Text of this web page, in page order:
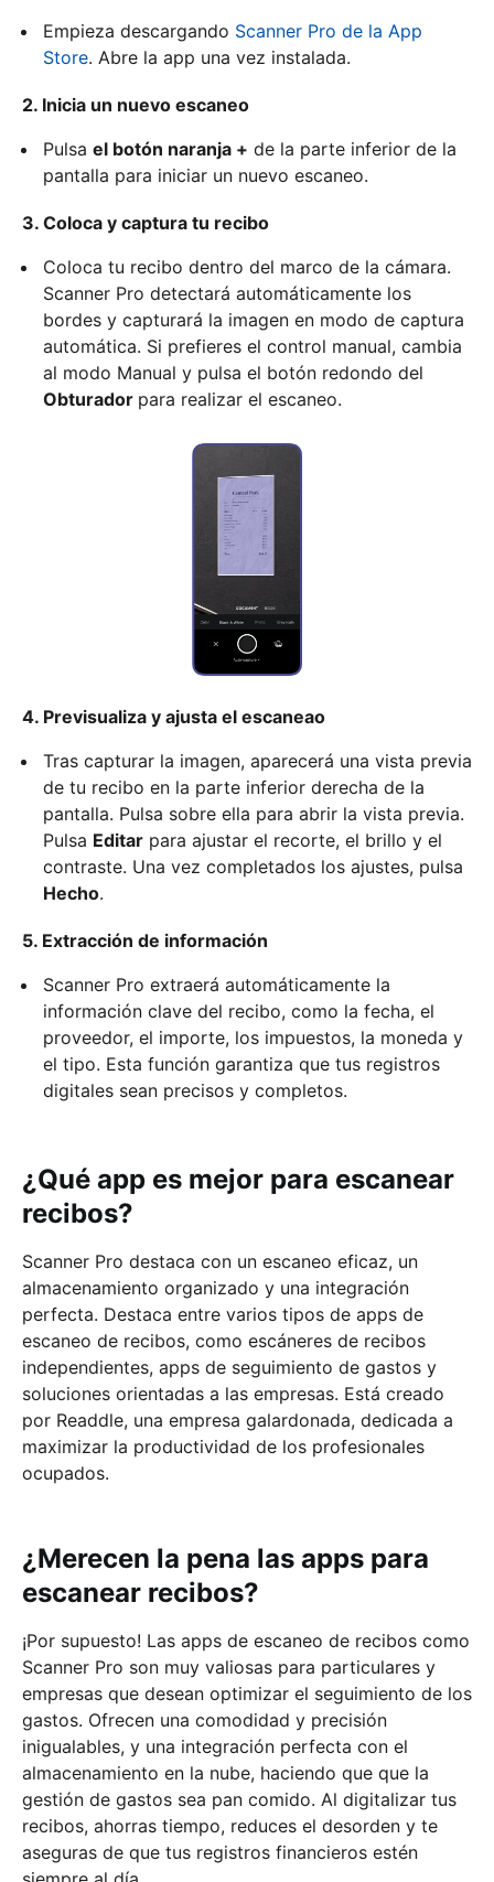
Empieza descargando Scanner Pro de la App
Store. Abre la app una vez instalada.
2. Inicia un nuevo escaneo
Pulsa el botón naranja + de la parte inferior de la
pantalla para iniciar un nuevo escaneo.
3. Coloca y captura tu recibo
Coloca tu recibo dentro del marco de la cámara.
Scanner Pro detectará automáticamente los
bordes y capturará la imagen en modo de captura
automática. Si prefieres el control manual, cambia
al modo Manual y pulsa el botón redondo del
Obturador para realizar el escaneo.
4. Previsualiza y ajusta el escaneao
Tras capturar la imagen, aparecerá una vista previa
de tu recibo en la parte inferior derecha de la
pantalla. Pulsa sobre ella para abrir la vista previa.
Pulsa Editar para ajustar el recorte, el brillo y el
contraste. Una vez completados los ajustes, pulsa
Hecho.
5. Extracción de información
Scanner Pro extraerá automáticamente la
información clave del recibo, como la fecha, el
proveedor, el importe, los impuestos, la moneda y
el tipo. Esta función garantiza que tus registros
digitales sean precisos y completos.
¿Qué app es mejor para escanear
recibos?
Scanner Pro destaca con un escaneo eficaz, un
almacenamiento organizado y una integración
perfecta. Destaca entre varios tipos de apps de
escaneo de recibos, como escáneres de recibos
independientes, apps de seguimiento de gastos y
soluciones orientadas a las empresas. Está creado
por Readdle, una empresa galardonada, dedicada a
maximizar la productividad de los profesionales
ocupados.
¿Merecen la pena las apps para
escanear recibos?
¡Por supuesto! Las apps de escaneo de recibos como
Scanner Pro son muy valiosas para particulares y
empresas que desean optimizar el seguimiento de los
gastos. Ofrecen una comodidad y precisión
inigualables, y una integración perfecta con el
almacenamiento en la nube, haciendo que que la
gestión de gastos sea pan comido. Al digitalizar tus
recibos, ahorras tiempo, reduces el desorden y te
aseguras de que tus registros financieros estén